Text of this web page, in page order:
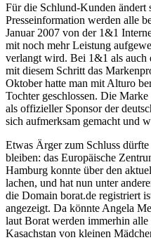
Für die Schlund-Kunden ändert
Presseinformation werden alle
Januar 2007 von der 1&1
mit noch mehr Leistung
verlangt wird. Bei 1&1 als auch
mit diesem Schritt das
Oktober hatte man mit Alturo
Tochter geschlossen. Die
als offizieller Sponsor der
sich aufmerksam gemacht und
Etwas Ärger zum Schluss
bleiben: das Europäische
Hamburg konnte über den
lachen, und hat nun unter
die Domain borat.de registriert
angezeigt. Da könnte Angela
laut Borat werden immerhin
Kasachstan von kleinen